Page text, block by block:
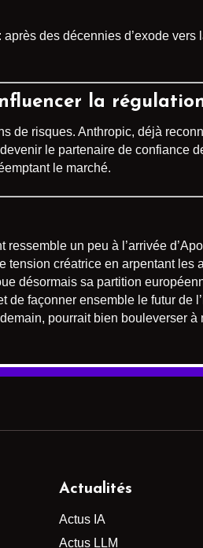
des décennies d’exode vers
la
de risques. Anthropic, déjà
le partenaire de confiance
le marché.
un peu à l’arrivée
créatrice en arpentant les
désormais sa partition
façonner ensemble le futur de
pourrait bien bouleverser
Actualités
Actus IA
Actus LLM